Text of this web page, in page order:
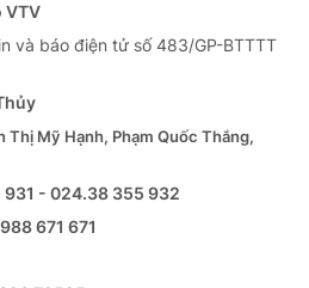
VTV
và báo điện tử số 483/GP-BTTTT
Thị Mỹ Hạnh, Phạm Quốc Thắng,
- 024.38 355 932
671 671